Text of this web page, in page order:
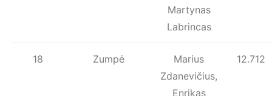
Martynas
Labrincas
18 Zumpė
Marius
Zdanevičius,
Enrikas
12.712